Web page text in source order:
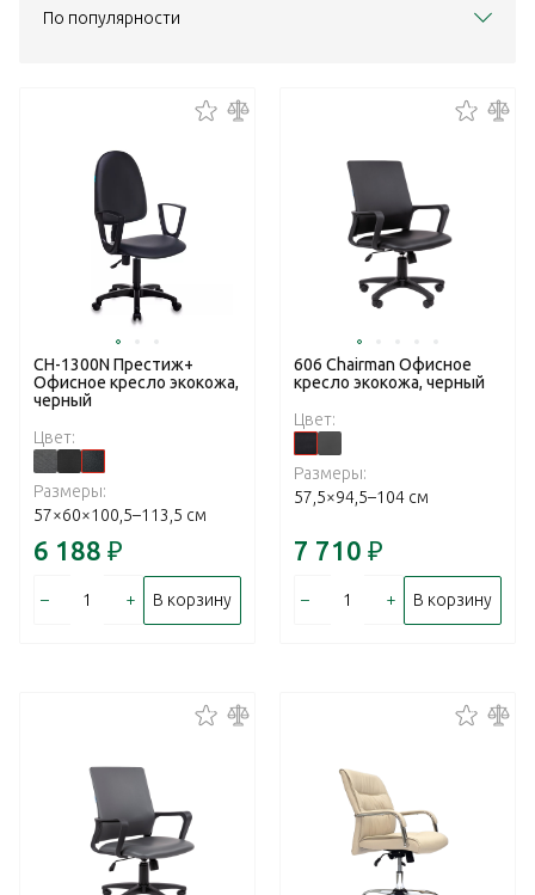
По популярности
CH-1300N Престиж+
Офисное кресло экокожа,
черный
Цвет:
Размеры:
57×60×100,5–113,5 см
6 188 ₽
– + В корзину
606 Chairman Офисное
кресло экокожа, черный
Цвет:
Размеры:
57,5×94,5–104 см
7 710 ₽
– + В корзину